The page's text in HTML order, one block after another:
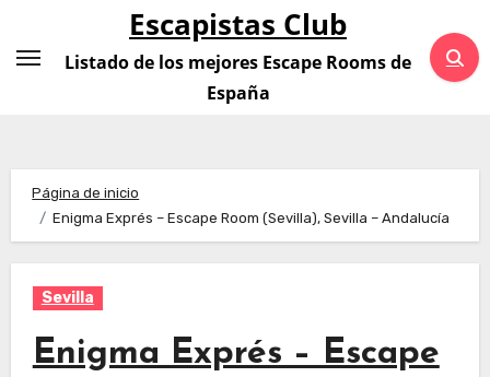
contenido
Escapistas Club
Listado de los mejores Escape Rooms de
España
Página de inicio
Enigma Exprés – Escape Room (Sevilla), Sevilla – Andalucía
Sevilla
Enigma Exprés – Escape